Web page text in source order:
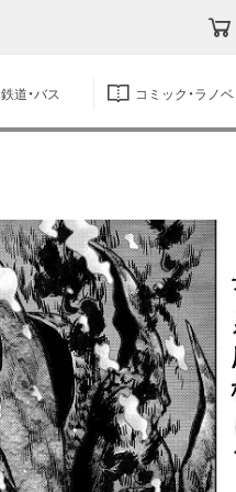
鉄道・バス コミック・ラノベ